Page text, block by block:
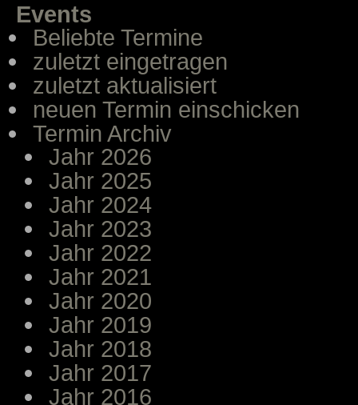
Events
Beliebte Termine
zuletzt eingetragen
zuletzt aktualisiert
neuen Termin einschicken
Termin Archiv
Jahr 2026
Jahr 2025
Jahr 2024
Jahr 2023
Jahr 2022
Jahr 2021
Jahr 2020
Jahr 2019
Jahr 2018
Jahr 2017
Jahr 2016